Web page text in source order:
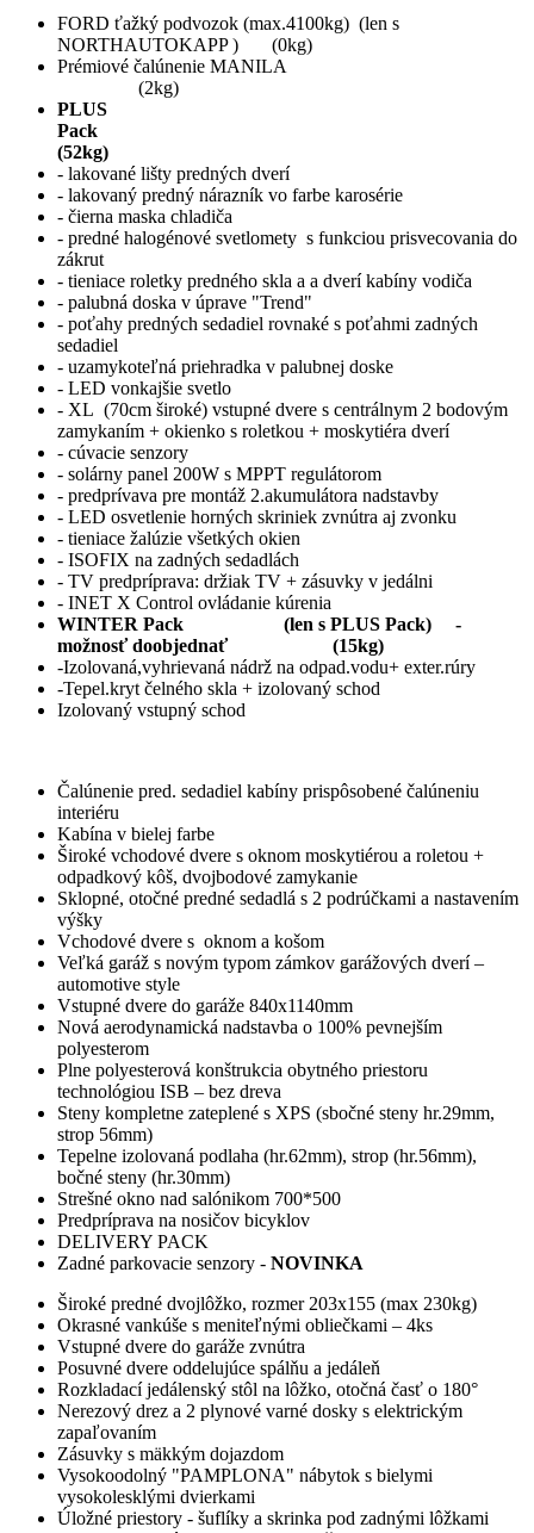
FORD ťažký podvozok (max.4100kg) (len s
NORTHAUTOKAPP ) (0kg)
Prémiové čalúnenie MANILA
(2kg)
PLUS
(52kg)
- lakované lišty predných dverí
- lakovaný predný nárazník vo farbe karosérie
- čierna maska chladiča
- predné halogénové svetlomety s funkciou prisvecovania do
zákrut
- tieniace roletky predného skla a a dverí kabíny vodiča
- palubná doska v úprave "Trend"
- poťahy predných sedadiel rovnaké s poťahmi zadných
sedadiel
- uzamykoteľná priehradka v palubnej doske
- LED vonkajšie svetlo
- XL (70cm široké) vstupné dvere s centrálnym 2 bodovým
zamykaním + okienko s roletkou + moskytiéra dverí
- cúvacie senzory
- solárny panel 200W s MPPT regulátorom
- predprívava pre montáž 2.akumulátora nadstavby
- LED osvetlenie horných skriniek zvnútra aj zvonku
- tieniace žalúzie všetkých okien
- ISOFIX na zadných sedadlách
- TV predpríprava: držiak TV + zásuvky v jedálni
- INET X Control ovládanie kúrenia
WINTER Pack (len s PLUS Pack) -
možnosť doobjednať (15kg)
-Izolovaná,vyhrievaná nádrž na odpad.vodu+ exter.rúry
-Tepel.kryt čelného skla + izolovaný schod
Izolovaný vstupný schod
Čalúnenie pred. sedadiel kabíny prispôsobené čalúneniu
interiéru
Kabína v bielej farbe
Široké vchodové dvere s oknom moskytiérou a roletou +
odpadkový kôš, dvojbodové zamykanie
Sklopné, otočné predné sedadlá s 2 podrúčkami a nastavením
výšky
Vchodové dvere s oknom a košom
Veľká garáž s novým typom zámkov garážových dverí –
automotive style
Vstupné dvere do garáže 840x1140mm
Nová aerodynamická nadstavba o 100% pevnejším
polyesterom
Plne polyesterová konštrukcia obytného priestoru
technológiou ISB – bez dreva
Steny kompletne zateplené s XPS (sbočné steny hr.29mm,
strop 56mm)
Tepelne izolovaná podlaha (hr.62mm), strop (hr.56mm),
bočné steny (hr.30mm)
Strešné okno nad salónikom 700*500
Predpríprava na nosičov bicyklov
DELIVERY PACK
Zadné parkovacie senzory - NOVINKA
Široké predné dvojlôžko, rozmer 203x155 (max 230kg)
Okrasné vankúše s meniteľnými obliečkami – 4ks
Vstupné dvere do garáže zvnútra
Posuvné dvere oddelujúce spálňu a jedáleň
Rozkladací jedálenský stôl na lôžko, otočná časť o 180°
Nerezový drez a 2 plynové varné dosky s elektrickým
zapaľovaním
Zásuvky s mäkkým dojazdom
Vysokoodolný "PAMPLONA" nábytok s bielymi
vysokolesklými dvierkami
Úložné priestory - šuflíky a skrinka pod zadnými lôžkami